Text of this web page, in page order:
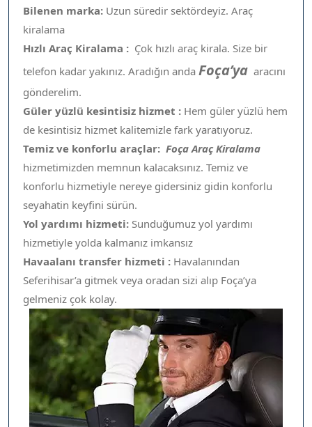
Bilenen marka: Uzun süredir sektördeyiz. Araç
kiralama
Hızlı Araç Kiralama : Çok hızlı araç kirala. Size bir
telefon kadar yakınız. Aradığın anda Foça’ya aracını
gönderelim.
Güler yüzlü kesintisiz hizmet : Hem güler yüzlü hem
de kesintisiz hizmet kalitemizle fark yaratıyoruz.
Temiz ve konforlu araçlar: Foça Araç Kiralama
hizmetimizden memnun kalacaksınız. Temiz ve
konforlu hizmetiyle nereye gidersiniz gidin konforlu
seyahatin keyfini sürün.
Yol yardımı hizmeti: Sunduğumuz yol yardımı
hizmetiyle yolda kalmanız imkansız
Havaalanı transfer hizmeti : Havalanından
Seferihisar’a gitmek veya oradan sizi alıp Foça’ya
gelmeniz çok kolay.